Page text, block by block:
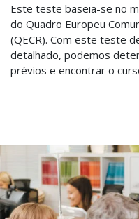
Este teste baseia-se no
do Quadro Europeu
(QECR). Com este teste
detalhado, podemos
prévios e encontrar o